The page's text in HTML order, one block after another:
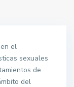
el
sexuales
de
del